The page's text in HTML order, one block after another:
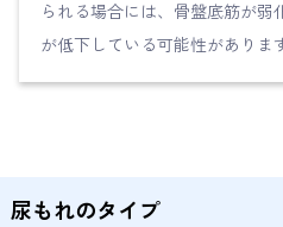
られる場合には、骨盤底筋が
が低下している可能性がありま
尿もれのタイプ